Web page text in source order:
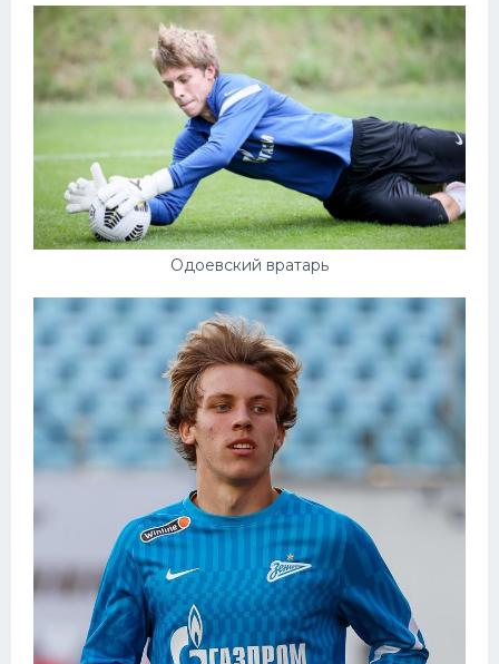
Одоевский вратарь